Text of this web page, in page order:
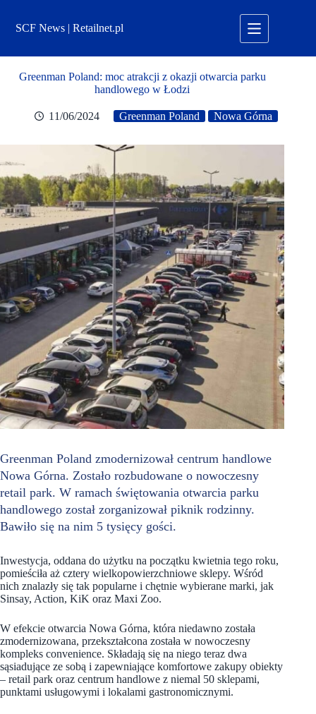
treściSCF News | Retailnet.pl
Greenman Poland: moc atrakcji z okazji otwarcia parku
handlowego w Łodzi
11/06/2024 Greenman Poland Nowa Górna
Greenman Poland zmodernizował centrum handlowe
Nowa Górna. Zostało rozbudowane o nowoczesny
retail park. W ramach świętowania otwarcia parku
handlowego został zorganizował piknik rodzinny.
Bawiło się na nim 5 tysięcy gości.
Inwestycja, oddana do użytku na początku kwietnia tego roku,
pomieściła aż cztery wielkopowierzchniowe sklepy. Wśród
nich znalazły się tak popularne i chętnie wybierane marki, jak
Sinsay, Action, KiK oraz Maxi Zoo.
W efekcie otwarcia Nowa Górna, która niedawno została
zmodernizowana, przekształcona została w nowoczesny
kompleks convenience. Składają się na niego teraz dwa
sąsiadujące ze sobą i zapewniające komfortowe zakupy obiekty
– retail park oraz centrum handlowe z niemal 50 sklepami,
punktami usługowymi i lokalami gastronomicznymi.